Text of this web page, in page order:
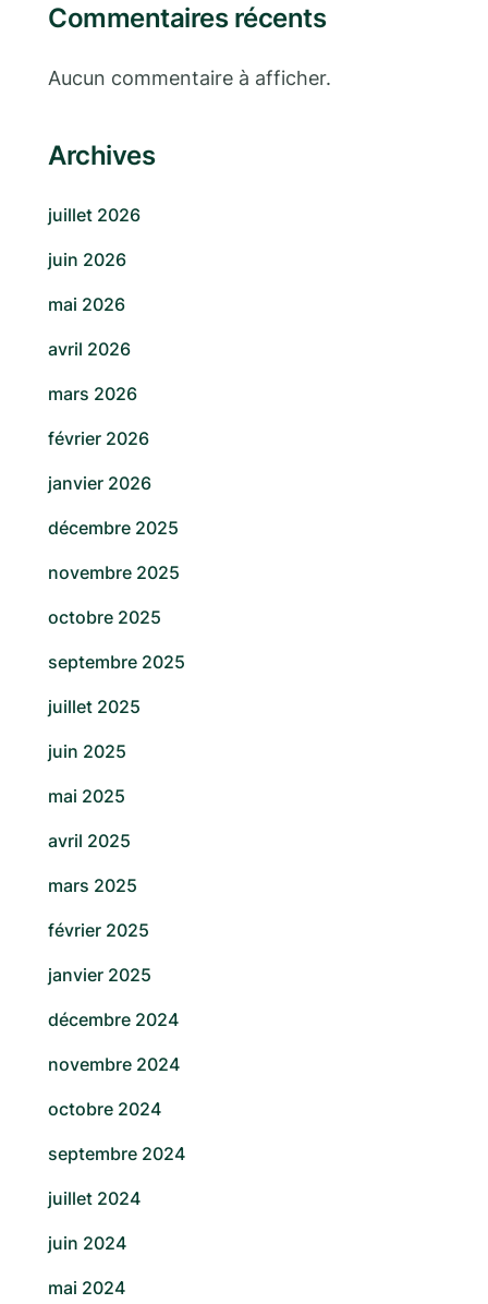
Commentaires récents
Aucun commentaire à afficher.
Archives
juillet 2026
juin 2026
mai 2026
avril 2026
mars 2026
février 2026
janvier 2026
décembre 2025
novembre 2025
octobre 2025
septembre 2025
juillet 2025
juin 2025
mai 2025
avril 2025
mars 2025
février 2025
janvier 2025
décembre 2024
novembre 2024
octobre 2024
septembre 2024
juillet 2024
juin 2024
mai 2024